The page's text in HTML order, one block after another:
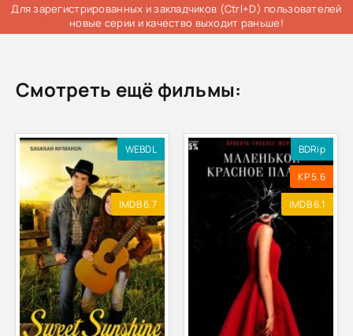
Для зарегистрированных и закладчиков (Ctrl+D) пользователей
новые серии и качество выходит раньше!
Смотреть ещё фильмы:
WEBDL
IMDB 6.7
BDRip
KP 5.6
IMDB 6.1